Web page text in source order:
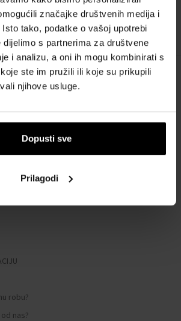
značajke društvenih medija i
tako, podatke o vašoj upotrebi
dijelimo s partnerima za društvene
i analizu, a oni ih mogu kombinirati s
ste im pružili ili koje su prikupili
njihove usluge.
Dopusti sve
Prilagodi
:
1
robu?
nas?